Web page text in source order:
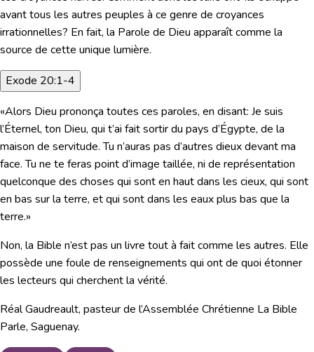
avant tous les autres peuples à ce genre de croyances
irrationnelles? En fait, la Parole de Dieu apparaît comme la
source de cette unique lumière.
Exode 20:1-4
«Alors Dieu prononça toutes ces paroles, en disant: Je suis
l’Éternel, ton Dieu, qui t’ai fait sortir du pays d’Égypte, de la
maison de servitude. Tu n’auras pas d’autres dieux devant ma
face. Tu ne te feras point d’image taillée, ni de représentation
quelconque des choses qui sont en haut dans les cieux, qui sont
en bas sur la terre, et qui sont dans les eaux plus bas que la
terre.»
Non, la Bible n’est pas un livre tout à fait comme les autres. Elle
possède une foule de renseignements qui ont de quoi étonner
les lecteurs qui cherchent la vérité.
Réal Gaudreault, pasteur de l’Assemblée Chrétienne La Bible
Parle, Saguenay.